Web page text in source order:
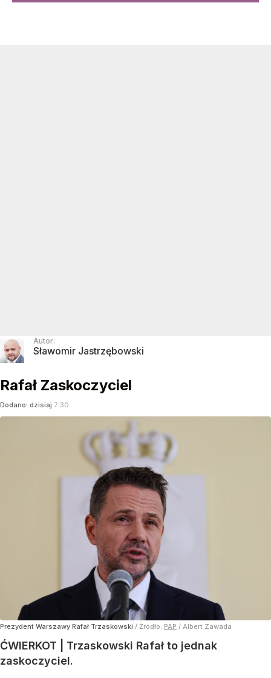
Autor:
Sławomir Jastrzębowski
Rafał Zaskoczyciel
Dodano: dzisiaj 7:30
Prezydent Warszawy Rafał Trzaskowski / Źródło: PAP / Albert Zawada
ĆWIERKOT | Trzaskowski Rafał to jednak
zaskoczyciel.